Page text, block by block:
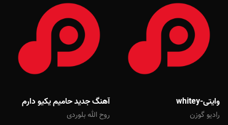
وایتی-whitey
رادیو گوزن
آهنگ جدید حامیم یکیو دارم
روح الله بلوردی